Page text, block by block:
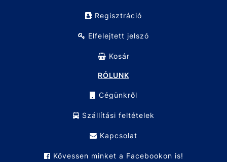
Regisztráció
Elfelejtett jelszó
Kosár
RÓLUNK
Cégünkről
Szállítási feltételek
Kapcsolat
Kövessen minket a Facebookon is!